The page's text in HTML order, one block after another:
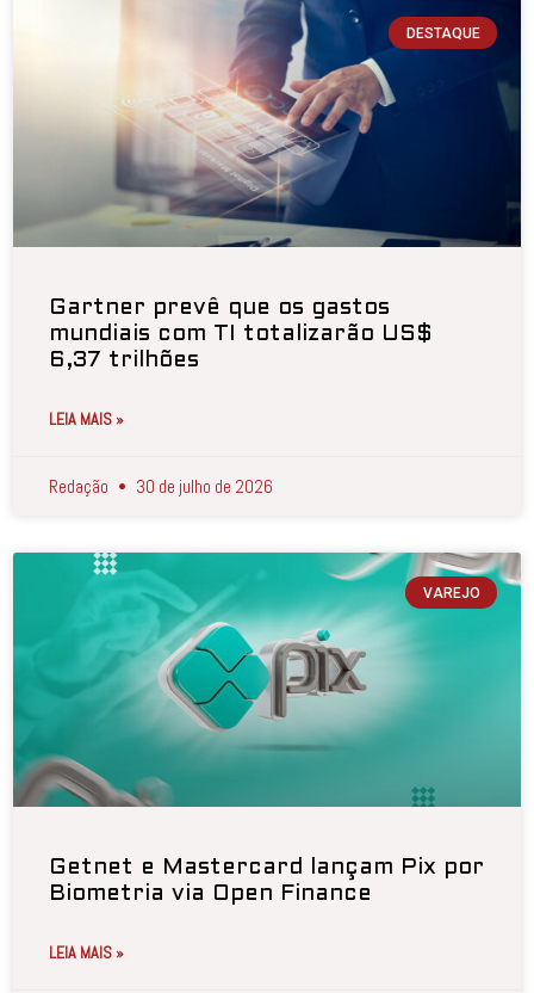
DESTAQUE
Gartner prevê que os gastos
mundiais com TI totalizarão US$
6,37 trilhões
LEIA MAIS »
Redação 30 de julho de 2026
VAREJO
Getnet e Mastercard lançam Pix por
Biometria via Open Finance
LEIA MAIS »